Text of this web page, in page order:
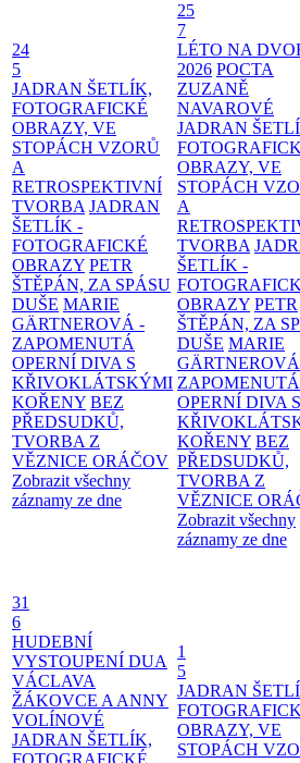
24
5
JADRAN ŠETLÍK,
FOTOGRAFICKÉ
OBRAZY, VE
STOPÁCH VZORŮ
A
RETROSPEKTIVNÍ
TVORBA JADRAN
ŠETLÍK -
FOTOGRAFICKÉ
OBRAZY PETR
ŠTĚPÁN, ZA SPÁSU
DUŠE MARIE
GÄRTNEROVÁ -
ZAPOMENUTÁ
OPERNÍ DIVA S
KŘIVOKLÁTSKÝMI
KOŘENY BEZ
PŘEDSUDKŮ,
TVORBA Z
VĚZNICE ORÁČOV
Zobrazit všechny
záznamy ze dne
25
7
LÉTO NA
2026 POCTA
ZUZANĚ
NAVAROVÉ
JADRAN
OBRAZY, VE
STOPÁCH
A
TVORBA
ŠETLÍK -
OBRAZY PETR
ŠTĚPÁN, ZA
DUŠE MARIE
ZAPOMENUTÁ
OPERNÍ DIVA S
KOŘENY BEZ
PŘEDSUDKŮ,
TVORBA Z
VĚZNICE
Zobrazit všechny
záznamy ze dne
31
6
HUDEBNÍ
VYSTOUPENÍ DUA
VÁCLAVA
ŽÁKOVCE A ANNY
VOLÍNOVÉ
JADRAN ŠETLÍK,
1
5
JADRAN
OBRAZY, VE
STOPÁCH